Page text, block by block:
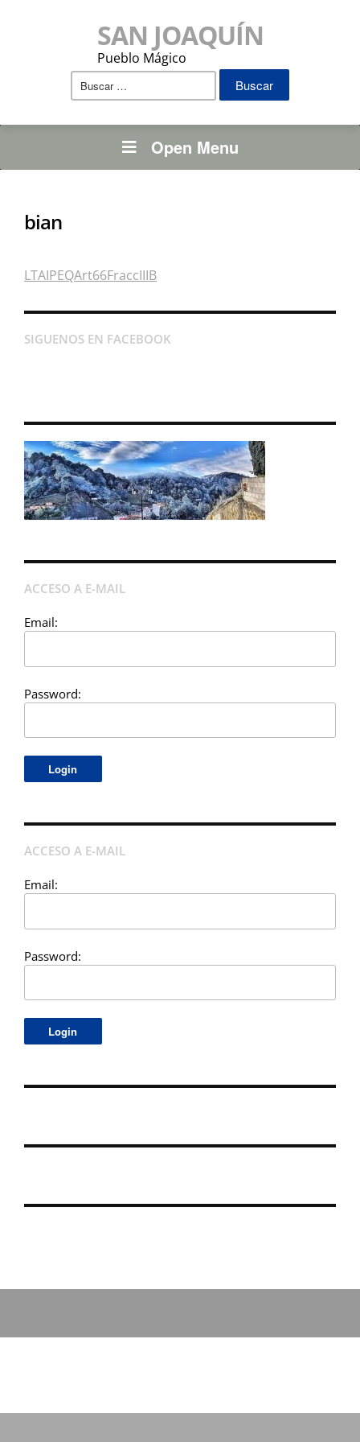
SAN JOAQUÍN
Pueblo Mágico
Buscar:
Open Menu
bian
LTAIPEQArt66FraccIIIB
SIGUENOS EN FACEBOOK
ACCESO A E-MAIL
Email:
Password:
ACCESO A E-MAIL
Email:
Password: